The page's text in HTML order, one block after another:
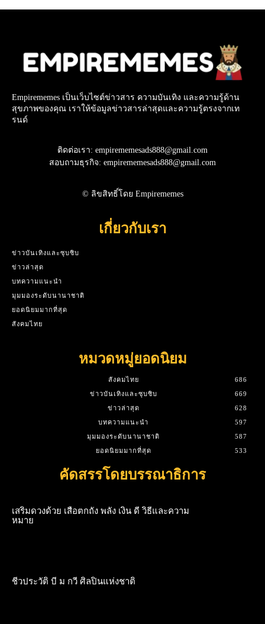
Empirememes เป็นเว็บไซต์ข่าวสาร ความบันเทิง และความรู้ด้าน
สุขภาพของคุณ เราให้ข้อมูลข่าวสารล่าสุดและความรู้ตรงจากเท
รนด์
ติดต่อเรา: empirememesads888@gmail.com
สอบถามธุรกิจ: empirememesads888@gmail.com
© ลิขสิทธิ์โดย Empirememes
เกี่ยวกับเรา
ข่าวบันเทิงและซุบซิบ
ข่าวล่าสุด
บทความแนะนำ
มุมมองระดับนานาชาติ
ยอดนิยมมากที่สุด
สังคมไทย
หมวดหมู่ยอดนิยม
สังคมไทย
686
ข่าวบันเทิงและซุบซิบ
669
ข่าวล่าสุด
628
บทความแนะนำ
597
มุมมองระดับนานาชาติ
587
ยอดนิยมมากที่สุด
533
คัดสรรโดยบรรณาธิการ
เสริมดวงด้วย เสือตกถัง พลัง เงิน ดี วิธีและความ
หมาย
ชีวประวัติ บี ม กวี ศิลปินแห่งชาติ